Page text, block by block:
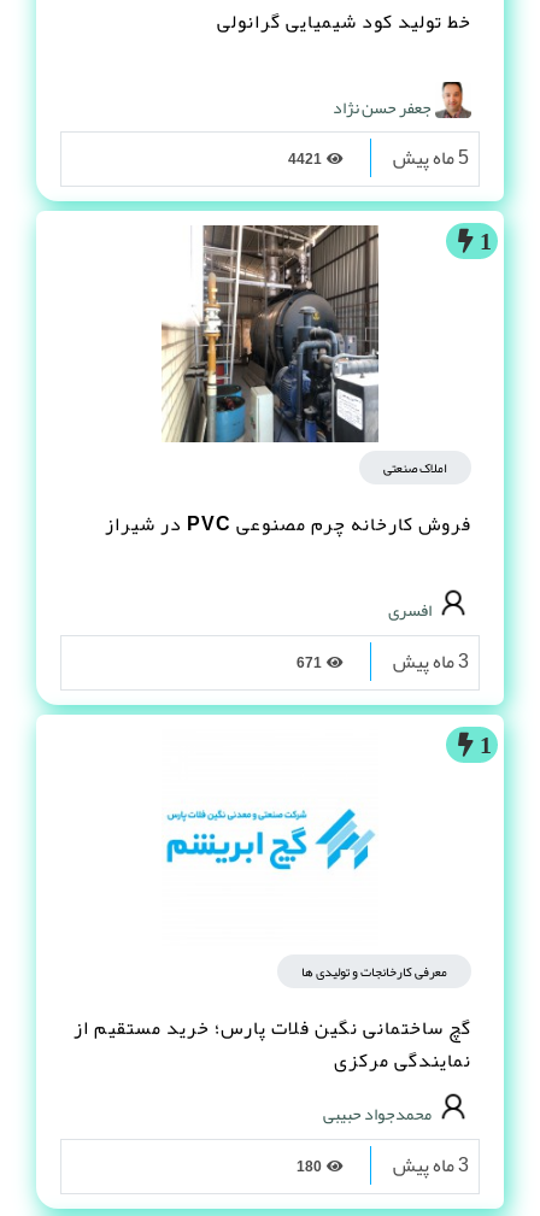
خط تولید کود شیمیایی گرانولی
جعفر حسن نژاد
5 ماه پیش
1
املاک صنعتی
فروش کارخانه چرم مصنوعى PVC در شیراز
افسری
3 ماه پیش
1
معرفی کارخانجات و تولیدی ها
گچ ساختمانی نگین فلات پارس؛ خرید مستقیم از
نمایندگی مرکزی
محمدجواد حبیبی
3 ماه پیش